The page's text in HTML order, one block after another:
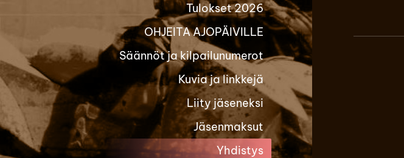
Tulokset 2026
OHJEITA AJOPÄIVILLE
Säännöt ja kilpailunumerot
Kuvia ja linkkejä
Liity jäseneksi
Jäsenmaksut
Yhdistys